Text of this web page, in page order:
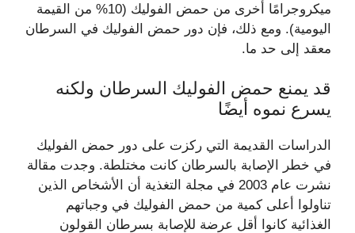
ميكروجرامًا أخرى من حمض الفوليك (10% من القيمة
اليومية). ومع ذلك، فإن دور حمض الفوليك في السرطان
معقد إلى حد ما.
قد يمنع حمض الفوليك السرطان ولكنه
يسرع نموه أيضًا
الدراسات القديمة التي ركزت على دور حمض الفوليك
في خطر الإصابة بالسرطان كانت مختلطة. وجدت مقالة
نشرت عام 2003 في مجلة التغذية أن الأشخاص الذين
تناولوا أعلى كمية من حمض الفوليك في وجباتهم
الغذائية كانوا أقل عرضة للإصابة بسرطان القولون